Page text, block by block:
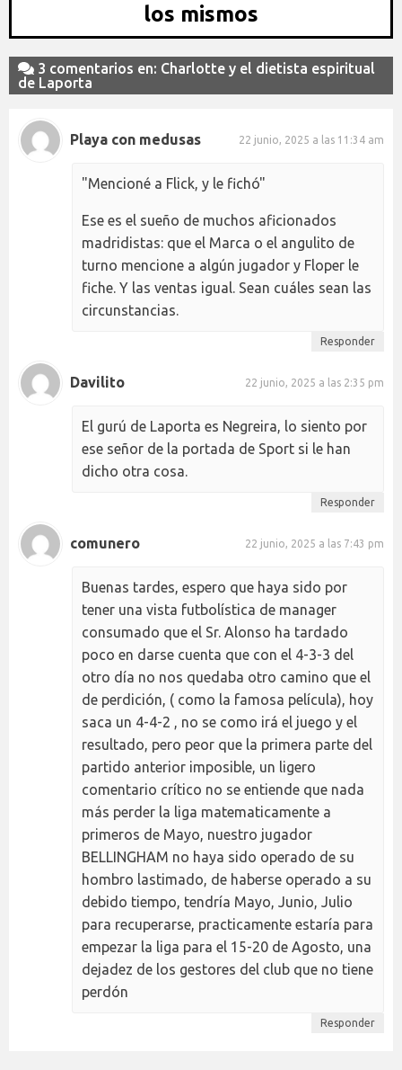
los mismos
3 comentarios en: Charlotte y el dietista espiritual
de Laporta
Playa con medusas 22 junio, 2025 a las 11:34 am
"Mencioné a Flick, y le fichó"
Ese es el sueño de muchos aficionados
madridistas: que el Marca o el angulito de
turno mencione a algún jugador y Floper le
fiche. Y las ventas igual. Sean cuáles sean las
circunstancias.
Responder
Davilito 22 junio, 2025 a las 2:35 pm
El gurú de Laporta es Negreira, lo siento por
ese señor de la portada de Sport si le han
dicho otra cosa.
Responder
comunero 22 junio, 2025 a las 7:43 pm
Buenas tardes, espero que haya sido por
tener una vista futbolística de manager
consumado que el Sr. Alonso ha tardado
poco en darse cuenta que con el 4-3-3 del
otro día no nos quedaba otro camino que el
de perdición, ( como la famosa película), hoy
saca un 4-4-2 , no se como irá el juego y el
resultado, pero peor que la primera parte del
partido anterior imposible, un ligero
comentario crítico no se entiende que nada
más perder la liga matematicamente a
primeros de Mayo, nuestro jugador
BELLINGHAM no haya sido operado de su
hombro lastimado, de haberse operado a su
debido tiempo, tendría Mayo, Junio, Julio
para recuperarse, practicamente estaría para
empezar la liga para el 15-20 de Agosto, una
dejadez de los gestores del club que no tiene
perdón
Responder